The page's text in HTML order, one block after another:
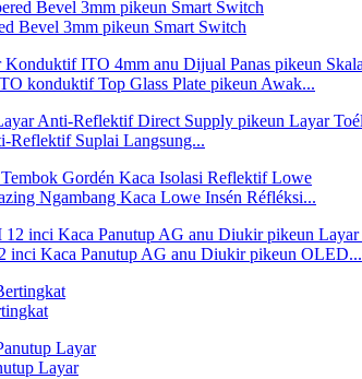
Bevel 3mm pikeun Smart Switch
konduktif Top Glass Plate pikeun Awak...
Reflektif Suplai Langsung...
Ngambang Kaca Lowe Insén Réfléksi...
inci Kaca Panutup AG anu Diukir pikeun OLED...
Layar